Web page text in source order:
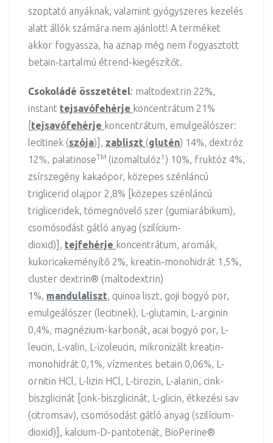
szoptató anyáknak, valamint gyógyszeres kezelés
alatt állók számára nem ajánlott! A terméket
akkor fogyassza, ha aznap még nem fogyasztott
betain-tartalmú étrend-kiegészítőt.
Csokoládé összetétel: maltodextrin 22%,
instant tejsavófehérje koncentrátum 21%
tejsavófehérje koncentrátum, emulgeálószer:
lecitinek (szója)], zabliszt (glutén) 14%, dextróz
12%, palatinoseTM (izomaltulóz1 ) 10%, fruktóz 4%,
zsírszegény kakaópor, közepes szénláncú
triglicerid olajpor 2,8% [közepes szénláncú
trigliceridek, tömegnövelő szer (gumiarábikum),
csomósodást gátló anyag (szilícium-
dioxid)], tejfehérje koncentrátum, aromák,
kukoricakeményítő 2%, kreatin-monohidrát 1,5%,
cluster dextrin® (maltodextrin)
1%, mandulaliszt, quinoa liszt, goji bogyó por,
emulgeálószer (lecitinek), L-glutamin, L-arginin
0,4%, magnézium-karbonát, acai bogyó por, L-
leucin, L-valin, L-izoleucin, mikronizált kreatin-
monohidrát 0,1%, vízmentes betain 0,06%, L-
ornitin HCl, L-lizin HCl, L-tirozin, L-alanin, cink-
biszglicinát [cink-biszglicinát, L-glicin, étkezési sav
(citromsav), csomósodást gátló anyag (szilícium-
dioxid)], kalcium-D-pantotenát, BioPerine®